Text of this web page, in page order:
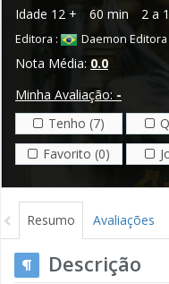
Idade 12 + 60 min 2 a
Editora : Daemon Editora
Nota Média: 0.0
Minha Avaliação: -
Tenho (7)
Favorito (0)
Resumo Avaliações
Descrição